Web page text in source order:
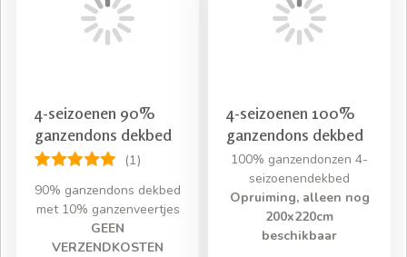
bestelling bovendien gratis bij u thuis*!
beddengoed
4-seizoenen 90%
ganzendons dekbed
(1)
90% ganzendons dekbed
met 10% ganzenveertjes
GEEN
VERZENDKOSTEN
4-seizoenen 100%
ganzendons dekbed
100% ganzendonzen 4-
seizoenendekbed
Opruiming, alleen nog
200x220cm
beschikbaar